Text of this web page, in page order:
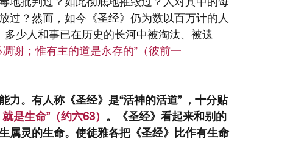
过？然而，如今《圣经》仍为数以百万计的人
少人和事已在历史的长河中被淘汰、被遗
谢；惟有主的道是永存的”（彼前一
力。有人称《圣经》是“活神的活道” ，十分贴
是生命”（约六63） 。《圣经》看起来和别的
属灵的生命。使徒雅各把《圣经》比作有生命